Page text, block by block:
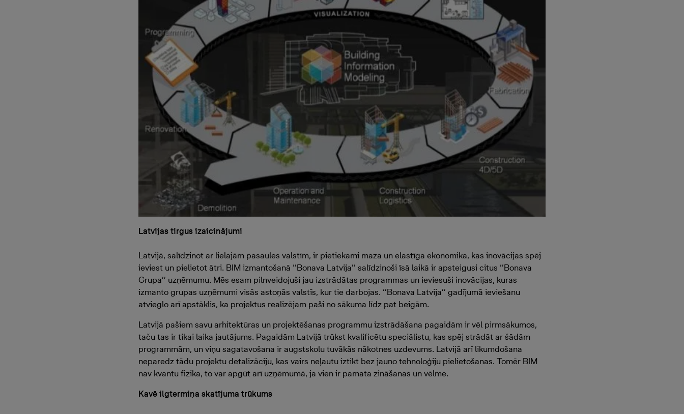
Latvijas tirgus izaicinājumi
Latvijā, salīdzinot ar lielajām pasaules valstīm, ir pietiekami maza un elastīga ekonomika, kas inovācijas spēj
ieviest un pielietot ātri. BIM izmantošanā ‘’Bonava Latvija’’ salīdzinoši īsā laikā ir apsteigusi citus ‘’Bonava
Grupa’’ uzņēmumu. Mēs esam pilnveidojuši jau izstrādātas programmas un ieviesuši inovācijas, kuras
izmanto grupas uzņēmumi visās astoņās valstīs, kur tie darbojas. ‘’Bonava Latvija’’ gadījumā ieviešanu
atvieglo arī apstāklis, ka projektus realizējam paši no sākuma līdz pat beigām.
Latvijā pašiem savu arhitektūras un projektēšanas programmu izstrādāšana pagaidām ir vēl pirmsākumos,
taču tas ir tikai laika jautājums. Pagaidām Latvijā trūkst kvalificētu speciālistu, kas spēj strādāt ar šādām
programmām, un viņu sagatavošana ir augstskolu tuvākās nākotnes uzdevums. Latvijā arī likumdošana
neparedz tādu projektu detalizāciju, kas vairs neļautu iztikt bez jauno tehnoloģiju pielietošanas. Tomēr BIM
nav kvantu fizika, to var apgūt arī uzņēmumā, ja vien ir pamata zināšanas un vēlme.
Kavē ilgtermiņa skatījuma trūkums